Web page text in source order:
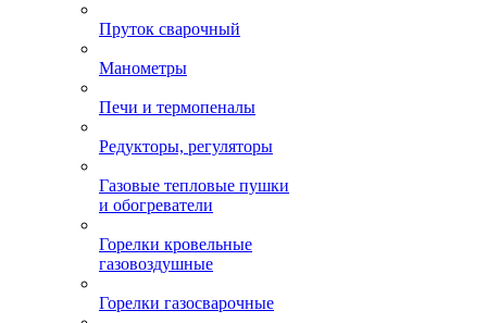
Пруток сварочный
Манометры
Печи и термопеналы
Редукторы, регуляторы
Газовые тепловые пушки
и обогреватели
Горелки кровельные
газовоздушные
Горелки газосварочные